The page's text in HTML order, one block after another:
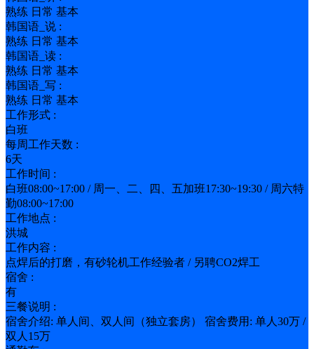
熟练 日常 基本
韩国语_说 :
熟练 日常 基本
韩国语_读 :
熟练 日常 基本
韩国语_写 :
熟练 日常 基本
工作形式 :
白班
每周工作天数 :
6天
工作时间 :
白班08:00~17:00 / 周一、二、四、五加班17:30~19:30 / 周六特
勤08:00~17:00
工作地点 :
洪城
工作内容 :
点焊后的打磨，有砂轮机工作经验者 / 另聘CO2焊工
宿舍 :
有
三餐说明 :
宿舍介绍: 单人间、双人间（独立套房） 宿舍费用: 单人30万 /
双人15万